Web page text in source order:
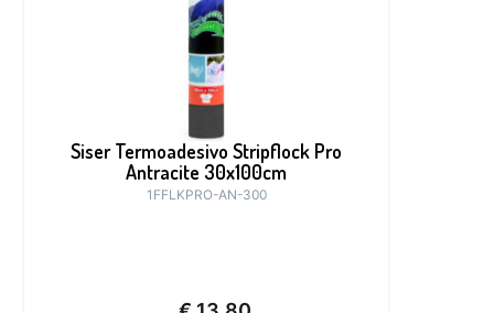
Siser Termoadesivo Stripflock Pro
Antracite 30x100cm
1FFLKPRO-AN-300